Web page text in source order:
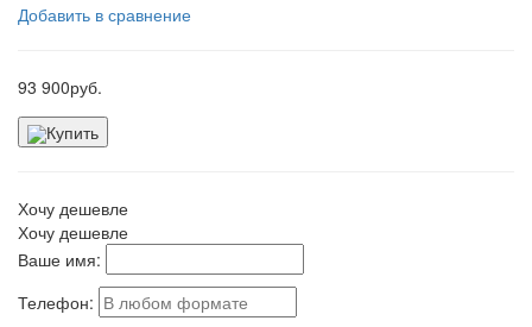
Добавить в сравнение
93 900руб.
Купить
Хочу дешевле
Хочу дешевле
Ваше имя:
Телефон: